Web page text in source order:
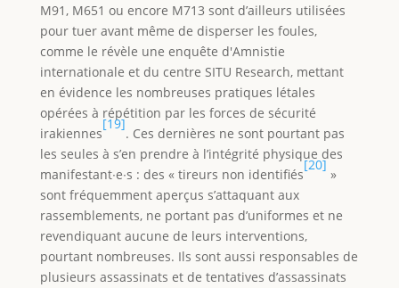
M91, M651 ou encore M713 sont d’ailleurs utilisées
pour tuer avant même de disperser les foules,
comme le révèle une enquête d'Amnistie
internationale et du centre SITU Research, mettant
en évidence les nombreuses pratiques létales
opérées à répétition par les forces de sécurité
irakiennes
[19]
. Ces dernières ne sont pourtant pas
les seules à s’en prendre à l’intégrité physique des
manifestant∙e∙s : des « tireurs non identifiés
[20]
»
sont fréquemment aperçus s’attaquant aux
rassemblements, ne portant pas d’uniformes et ne
revendiquant aucune de leurs interventions,
pourtant nombreuses. Ils sont aussi responsables de
plusieurs assassinats et de tentatives d’assassinats